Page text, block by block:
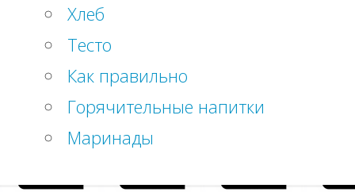
Хлеб
Тесто
Как правильно
Горячительные напитки
Маринады